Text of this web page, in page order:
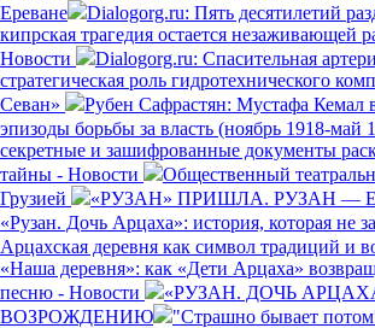
Ереване
Dialogorg.ru: Пять десятилетий
кипрская трагедия остается незаживающей
Новости
Dialogorg.ru: Спасительная
стратегическая роль гидротехнического
Севан»
Рубен Сафрастян: Мустафа Кемал
эпизоды борьбы за власть (ноябрь 1918-май
секретные и зашифрованные документы
тайны - Новости
Общественный
Грузией
«РУЗАН» ПРИШЛА. РУЗАН —
«Рузан. Дочь Арцаха»: история, которая не
Арцахская деревня как символ традиций и
«Наша деревня»: как «Дети Арцаха»
песню - Новости
«РУЗАН. ДОЧЬ
ВОЗРОЖДЕНИЮ
"Страшно бывает